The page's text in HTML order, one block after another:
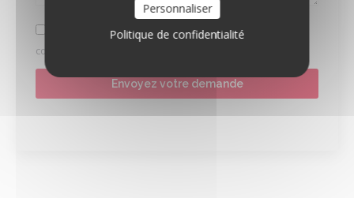
J'ai pris connaissance et j'acceptela politique de
confidentialité du site
Personnaliser
Politique de confidentialité